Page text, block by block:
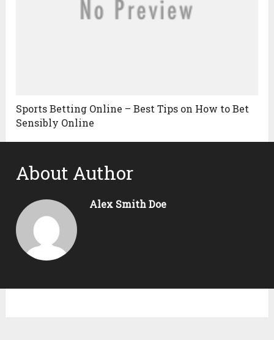
Sports Betting Online – Best Tips on How to Bet
Sensibly Online
About Author
Alex Smith Doe